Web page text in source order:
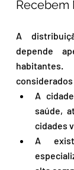
Recebem
A
depende
A
saúde,
cidades
A